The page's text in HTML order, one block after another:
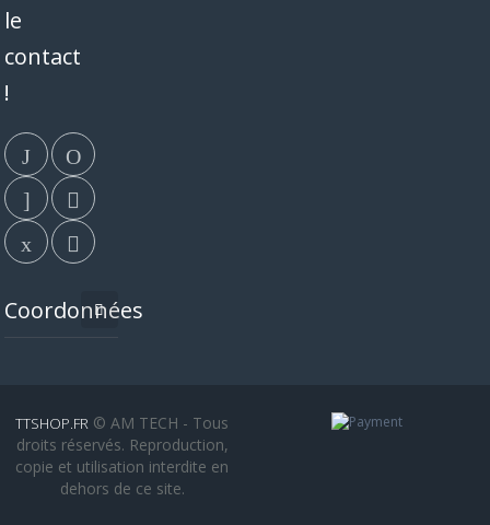
le
contact
!
Coordonnées
TTSHOP.FR © AM TECH - Tous
droits réservés. Reproduction,
copie et utilisation interdite en
dehors de ce site.